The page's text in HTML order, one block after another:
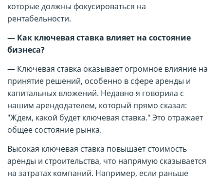
которые должны фокусироваться на
рентабельности.
— Как ключевая ставка влияет на состояние
бизнеса?
— Ключевая ставка оказывает огромное влияние на
принятие решений, особенно в сфере аренды и
капитальных вложений. Недавно я говорила с
нашим арендодателем, который прямо сказал:
"Ждем, какой будет ключевая ставка." Это отражает
общее состояние рынка.
Высокая ключевая ставка повышает стоимость
аренды и строительства, что напрямую сказывается
на затратах компаний. Например, если раньше